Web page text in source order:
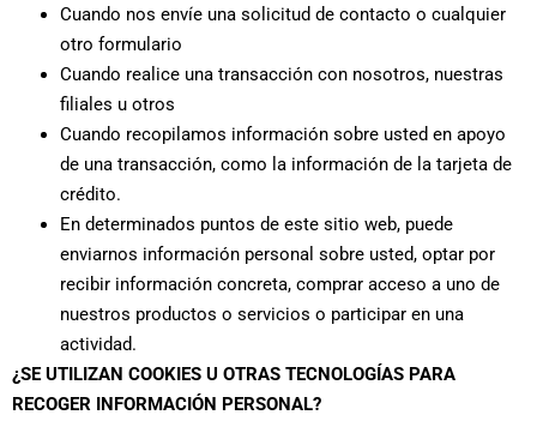
Cuando nos envíe una solicitud de contacto o cualquier
otro formulario
Cuando realice una transacción con nosotros, nuestras
filiales u otros
Cuando recopilamos información sobre usted en apoyo
de una transacción, como la información de la tarjeta de
crédito.
En determinados puntos de este sitio web, puede
enviarnos información personal sobre usted, optar por
recibir información concreta, comprar acceso a uno de
nuestros productos o servicios o participar en una
actividad.
¿SE UTILIZAN COOKIES U OTRAS TECNOLOGÍAS PARA
RECOGER INFORMACIÓN PERSONAL?